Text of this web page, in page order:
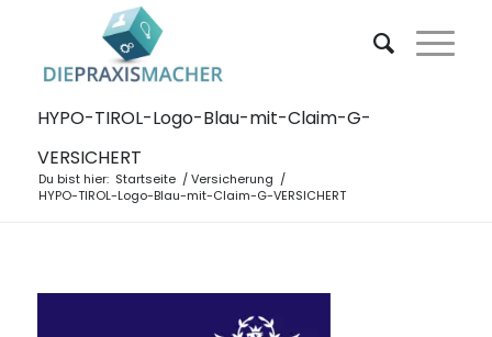
HYPO-TIROL-Logo-Blau-mit-Claim-G-
VERSICHERT
Du bist hier: Startseite / Versicherung /
HYPO-TIROL-Logo-Blau-mit-Claim-G-VERSICHERT